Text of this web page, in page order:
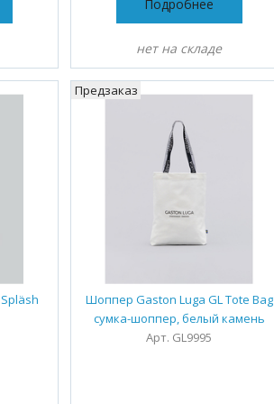
Подробнее
нет на складе
Шоппер Gaston Luga GL Tote Bag
сумка-шоппер, белый камень
Арт. GL9995
Предзаказ